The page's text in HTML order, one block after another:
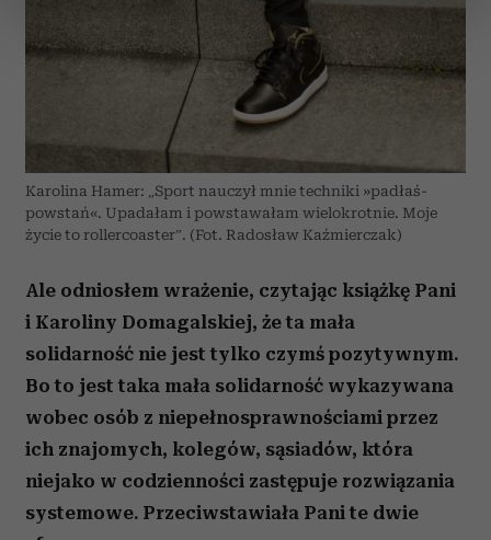
sekcji szczegółów
. W Deklaracji plików cookie możesz
zmienić lub wycofać swoją zgodę w dowolnej chwili.
Wykorzystujemy pliki cookie do spersonalizowania treści
i reklam, aby oferować funkcje społecznościowe i
analizować ruch w naszej witrynie. Informacje o tym, jak
korzystasz z naszej witryny, udostępniamy partnerom
społecznościowym, reklamowym i analitycznym.
Partnerzy mogą połączyć te informacje z innymi danymi
korzystania z ich usług.
Karolina Hamer: „Sport nauczył mnie techniki »padłaś-
powstań«. Upadałam i powstawałam wielokrotnie. Moje
życie to rollercoaster”. (Fot. Radosław Kaźmierczak)
Ale odniosłem wrażenie, czytając książkę Pani
i Karoliny Domagalskiej, że ta mała
solidarność nie jest tylko czymś pozytywnym.
Bo to jest taka mała solidarność wykazywana
wobec osób z niepełnosprawnościami przez
ich znajomych, kolegów, sąsiadów, która
niejako w codzienności zastępuje rozwiązania
systemowe. Przeciwstawiała Pani te dwie